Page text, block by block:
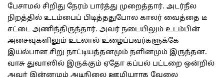
பேசாமல் சிறிது நேரம் பார்த்து முறைத்தார். அடர்நீல
நிறத்தில் உடம்பைப் பிடித்ததுபோல காலர் வைத்தை டீ
சட்டை அணிந்திருந்தார். அவர் நடையிலும் உடம்பின்
அசைவுகளிலும் உடலால் உழைப்பவர்களுக்கே
இயல்பான சிறு நாட்டியத்தனமும் நளினமும் இருந்தன.
வாசு துவாஸில் இருக்கும் ஏதோ கப்பல் பட்டறை ஒன்றில்
அவர் இன்னமும் அடிநிலை ஊழியராக வேலை